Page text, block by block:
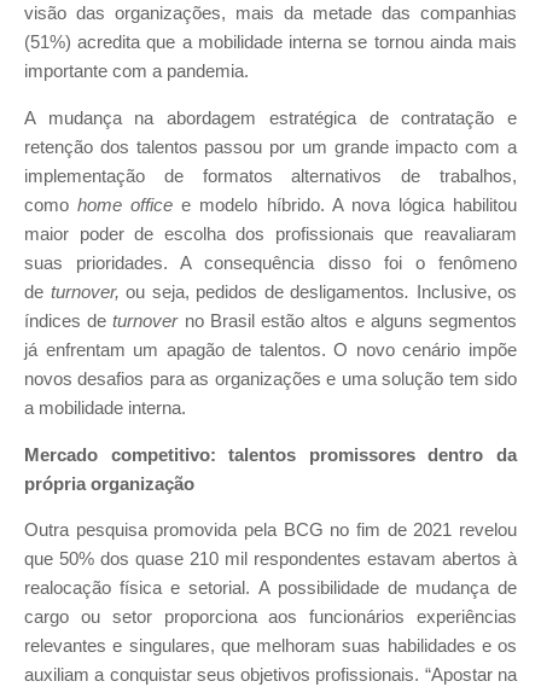
visão das organizações, mais da metade das companhias
(51%) acredita que a mobilidade interna se tornou ainda mais
importante com a pandemia.
A mudança na abordagem estratégica de contratação e
retenção dos talentos passou por um grande impacto com a
implementação de formatos alternativos de trabalhos,
comohome officee modelo híbrido. A nova lógica habilitou
maior poder de escolha dos profissionais que reavaliaram
suas prioridades. A consequência disso foi o fenômeno
de turnover, ou seja, pedidos de desligamentos.
Inclusive, os
índices deturnover no Brasil estão altos e alguns segmentos
já enfrentam um apagão de talentos. O novo cenário impõe
novos desafios para as organizações e uma solução tem sido
a mobilidade interna.
Mercado competitivo: talentos promissores dentro da
própria organização
Outra pesquisa promovida pela BCG no fim de 2021 revelou
que 50% dos quase 210 mil respondentes estavam abertos à
realocação física e setorial. A possibilidade de mudança de
cargo ou setor proporciona aos funcionários experiências
relevantes e singulares, que melhoram suas habilidades e os
auxiliam a conquistar seus objetivos profissionais. “Apostar na